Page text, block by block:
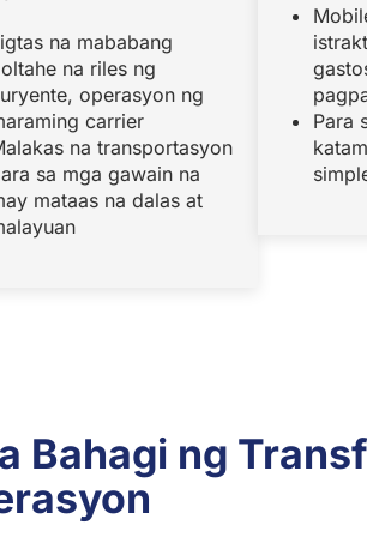
na mababang
na riles ng
operasyon ng
carrier
na transportasyon
sa mga gawain na
mataas na dalas at
Para
Bahagi ng